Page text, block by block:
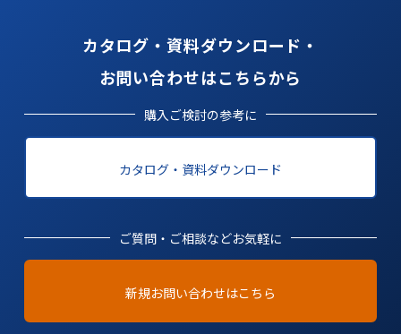
カタログ・資料ダウンロード・
お問い合わせはこちらから
購入ご検討の参考に
カタログ・資料ダウンロード
ご質問・ご相談などお気軽に
新規お問い合わせはこちら